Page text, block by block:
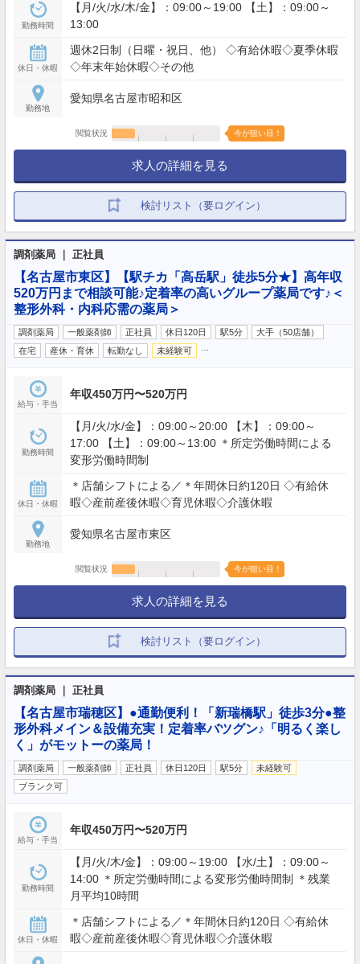
勤務時間
【月/火/水/木/金】：09:00～19:00 【土】：09:00～
13:00
休日・休暇
週休2日制（日曜・祝日、他） ◇有給休暇◇夏季休暇
◇年末年始休暇◇その他
勤務地
愛知県名古屋市昭和区
閲覧状況 今が狙い目！
求人の詳細を見る
検討リスト（要ログイン）
調剤薬局 ｜ 正社員
【名古屋市東区】【駅チカ「高岳駅」徒歩5分★】高年収
520万円まで相談可能♪定着率の高いグループ薬局です♪＜
整形外科・内科応需の薬局＞
調剤薬局 一般薬剤師 正社員 休日120日 駅5分
大手（50店舗）
在宅
産休・育休 転勤なし 未経験可
給与・手当
年収450万円〜520万円
勤務時間
【月/火/水/金】：09:00～20:00 【木】：09:00～
17:00 【土】：09:00～13:00 ＊所定労働時間による
変形労働時間制
休日・休暇
＊店舗シフトによる／＊年間休日約120日 ◇有給休
暇◇産前産後休暇◇育児休暇◇介護休暇
勤務地
愛知県名古屋市東区
閲覧状況 今が狙い目！
求人の詳細を見る
検討リスト（要ログイン）
調剤薬局 ｜ 正社員
【名古屋市瑞穂区】●通勤便利！「新瑞橋駅」徒歩3分●整
形外科メイン＆設備充実！定着率バツグン♪「明るく楽し
く」がモットーの薬局！
調剤薬局 一般薬剤師 正社員 休日120日 駅5分
未経験可
ブランク可
給与・手当
年収450万円〜520万円
勤務時間
【月/火/木/金】：09:00～19:00 【水/土】：09:00～
14:00 ＊所定労働時間による変形労働時間制 ＊残業
月平均10時間
休日・休暇
＊店舗シフトによる／＊年間休日約120日 ◇有給休
暇◇産前産後休暇◇育児休暇◇介護休暇